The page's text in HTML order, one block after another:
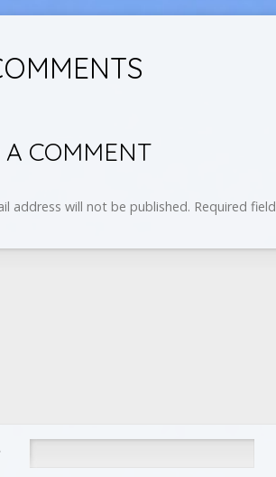
COMMENT
address will not be published. Required